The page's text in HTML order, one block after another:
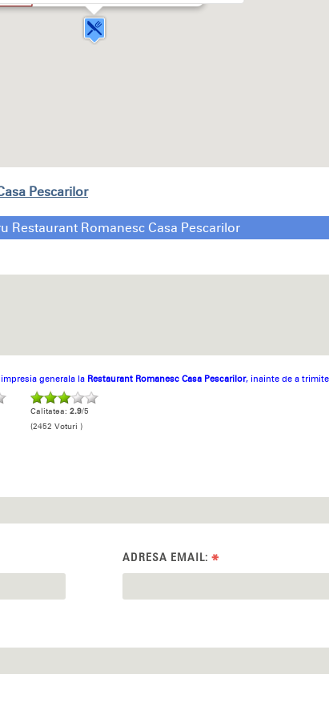
Pescarilor
Restaurant Romanesc Casa Pescarilor
generala la Restaurant Romanesc Casa Pescarilor, inainte de a
Calitatea: 2.9/5
(2452 Voturi )
ADRESA EMAIL:*